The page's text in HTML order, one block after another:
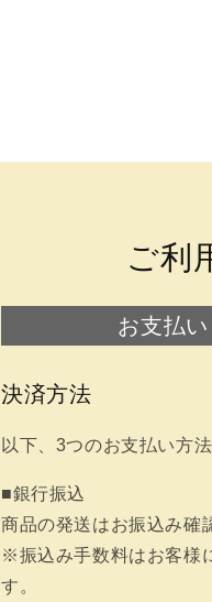
ご利
お支払
決済方法
以下、3つのお支払い方
■銀行振込
商品の発送はお振込み確
※振込み手数料はお客様
す。